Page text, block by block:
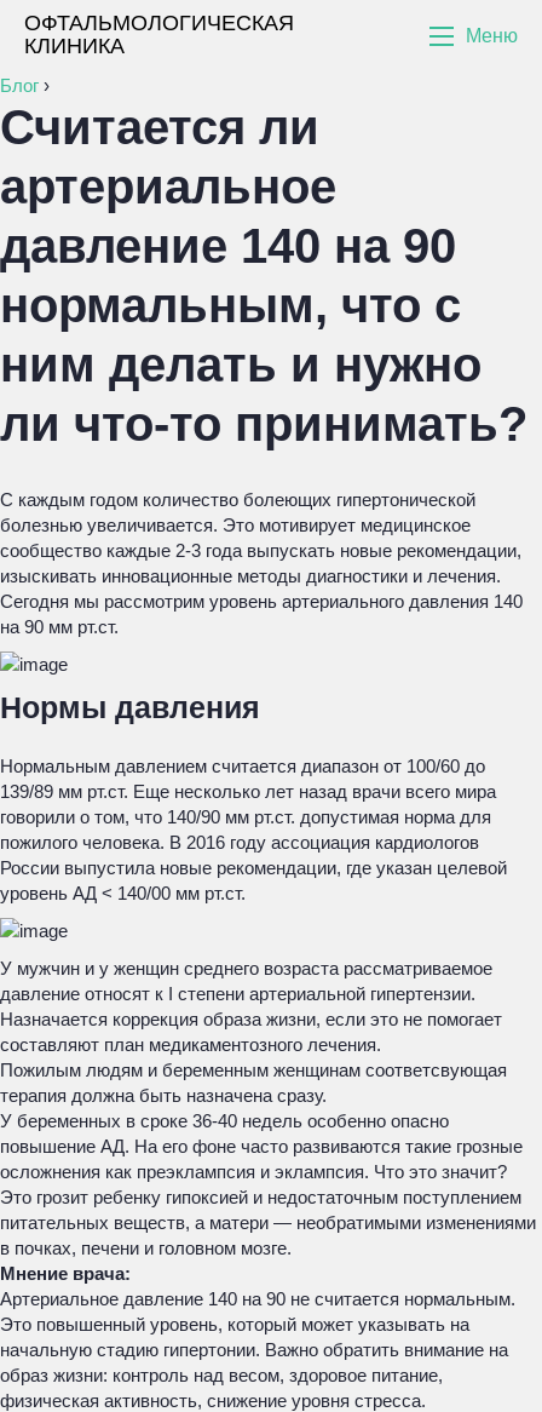
ОФТАЛЬМОЛОГИЧЕСКАЯ
КЛИНИКА
Меню
Блог ›
Считается ли
артериальное
давление 140 на 90
нормальным, что с
ним делать и нужно
ли что-то принимать?
С каждым годом количество болеющих гипертонической
болезнью увеличивается. Это мотивирует медицинское
сообщество каждые 2-3 года выпускать новые рекомендации,
изыскивать инновационные методы диагностики и лечения.
Сегодня мы рассмотрим уровень артериального давления 140
на 90 мм рт.ст.
Нормы давления
Нормальным давлением считается диапазон от 100/60 до
139/89 мм рт.ст. Еще несколько лет назад врачи всего мира
говорили о том, что 140/90 мм рт.ст. допустимая норма для
пожилого человека. В 2016 году ассоциация кардиологов
России выпустила новые рекомендации, где указан целевой
уровень АД < 140/00 мм рт.ст.
У мужчин и у женщин среднего возраста рассматриваемое
давление относят к I степени артериальной гипертензии.
Назначается коррекция образа жизни, если это не помогает
составляют план медикаментозного лечения.
Пожилым людям и беременным женщинам соответсвующая
терапия должна быть назначена сразу.
У беременных в сроке 36-40 недель особенно опасно
повышение АД. На его фоне часто развиваются такие грозные
осложнения как преэклампсия и эклампсия. Что это значит?
Это грозит ребенку гипоксией и недостаточным поступлением
питательных веществ, а матери — необратимыми изменениями
в почках, печени и головном мозге.
Мнение врача:
Артериальное давление 140 на 90 не считается нормальным.
Это повышенный уровень, который может указывать на
начальную стадию гипертонии. Важно обратить внимание на
образ жизни: контроль над весом, здоровое питание,
физическая активность, снижение уровня стресса.